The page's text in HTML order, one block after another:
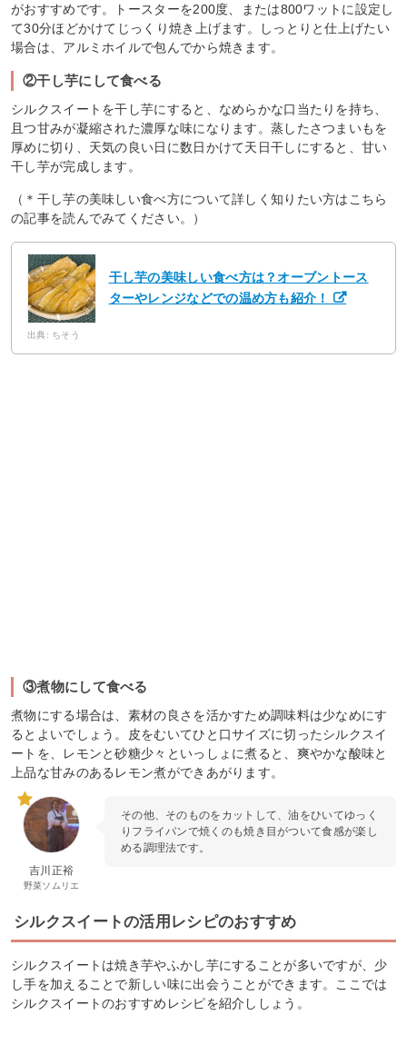
がおすすめです。トースターを200度、または800ワットに設定し
て30分ほどかけてじっくり焼き上げます。しっとりと仕上げたい
場合は、アルミホイルで包んでから焼きます。
②干し芋にして食べる
シルクスイートを干し芋にすると、なめらかな口当たりを持ち、
且つ甘みが凝縮された濃厚な味になります。蒸したさつまいもを
厚めに切り、天気の良い日に数日かけて天日干しにすると、甘い
干し芋が完成します。
（＊干し芋の美味しい食べ方について詳しく知りたい方はこちら
の記事を読んでみてください。）
干し芋の美味しい食べ方は？オーブントース
ターやレンジなどでの温め方も紹介！
出典: ちそう
③煮物にして食べる
煮物にする場合は、素材の良さを活かすため調味料は少なめにす
るとよいでしょう。皮をむいてひと口サイズに切ったシルクスイ
ートを、レモンと砂糖少々といっしょに煮ると、爽やかな酸味と
上品な甘みのあるレモン煮ができあがります。
吉川正裕
野菜ソムリエ
その他、そのものをカットして、油をひいてゆっく
りフライパンで焼くのも焼き目がついて食感が楽し
める調理法です。
シルクスイートの活用レシピのおすすめ
シルクスイートは焼き芋やふかし芋にすることが多いですが、少
し手を加えることで新しい味に出会うことができます。ここでは
シルクスイートのおすすめレシピを紹介ししょう。